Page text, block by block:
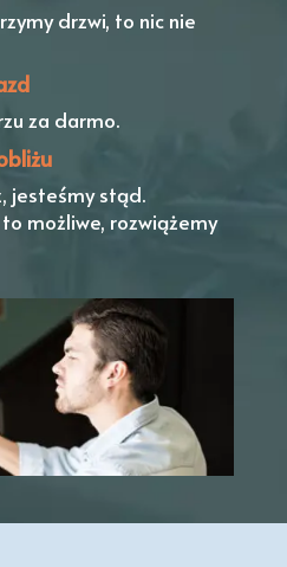
drzwi, to nic nie
za darmo.
jesteśmy stąd.
możliwe, rozwiążemy